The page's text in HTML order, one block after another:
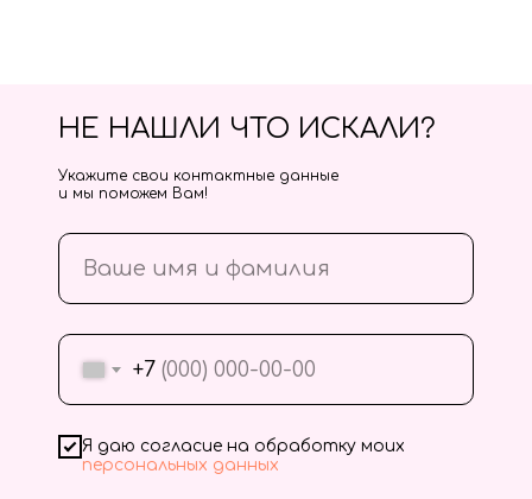
+7
Я даю согласие на обработку моих
персональных данных
НЕ НАШЛИ ЧТО ИСКАЛИ?
Укажите свои контактные данные
и мы поможем Вам!